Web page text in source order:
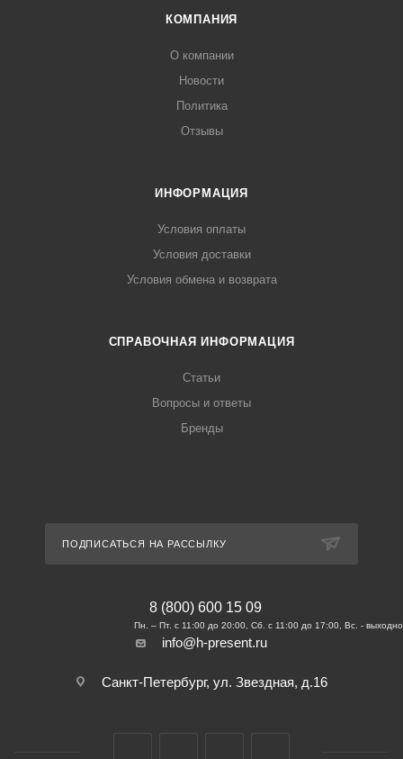
КОМПАНИЯ
О компании
Новости
Политика
Отзывы
ИНФОРМАЦИЯ
Условия оплаты
Условия доставки
Условия обмена и возврата
СПРАВОЧНАЯ ИНФОРМАЦИЯ
Статьи
Вопросы и ответы
Бренды
ПОДПИСАТЬСЯ НА РАССЫЛКУ
8 (800) 600 15 09
info@h-present.ru
Санкт-Петербург, ул. Звездная, д.16